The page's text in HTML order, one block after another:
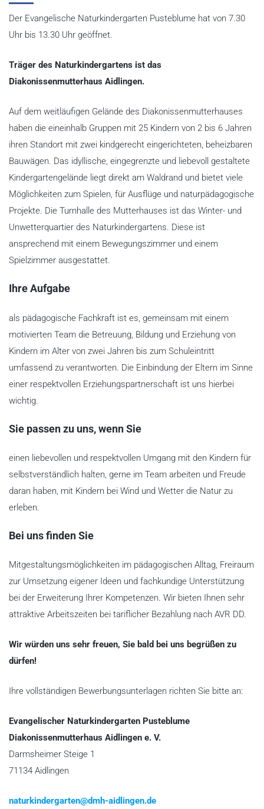
Der Evangelische Naturkindergarten Pusteblume hat von 7.30
Uhr bis 13.30 Uhr geöffnet.
Träger des Naturkindergartens ist das
Diakonissenmutterhaus Aidlingen.
Auf dem weitläufigen Gelände des Diakonissenmutterhauses
haben die eineinhalb Gruppen mit 25 Kindern von 2 bis 6 Jahren
ihren Standort mit zwei kindgerecht eingerichteten, beheizbaren
Bauwägen. Das idyllische, eingegrenzte und liebevoll gestaltete
Kindergartengelände liegt direkt am Waldrand und bietet viele
Möglichkeiten zum Spielen, für Ausflüge und naturpädagogische
Projekte. Die Turnhalle des Mutterhauses ist das Winter- und
Unwetterquartier des Naturkindergartens. Diese ist
ansprechend mit einem Bewegungszimmer und einem
Spielzimmer ausgestattet.
Ihre Aufgabe
als pädagogische Fachkraft ist es, gemeinsam mit einem
motivierten Team die Betreuung, Bildung und Erziehung von
Kindern im Alter von zwei Jahren bis zum Schuleintritt
umfassend zu verantworten. Die Einbindung der Eltern im Sinne
einer respektvollen Erziehungspartnerschaft ist uns hierbei
wichtig.
Sie passen zu uns, wenn Sie
einen liebevollen und respektvollen Umgang mit den Kindern für
selbstverständlich halten, gerne im Team arbeiten und Freude
daran haben, mit Kindern bei Wind und Wetter die Natur zu
erleben.
Bei uns finden Sie
Mitgestaltungsmöglichkeiten im pädagogischen Alltag, Freiraum
zur Umsetzung eigener Ideen und fachkundige Unterstützung
bei der Erweiterung Ihrer Kompetenzen. Wir bieten Ihnen sehr
attraktive Arbeitszeiten bei tariflicher Bezahlung nach AVR DD.
Wir würden uns sehr freuen, Sie bald bei uns begrüßen zu
dürfen!
Ihre vollständigen Bewerbungsunterlagen richten Sie bitte an:
Evangelischer Naturkindergarten Pusteblume
Diakonissenmutterhaus Aidlingen e. V.
Darmsheimer Steige 1
71134 Aidlingen
naturkindergarten@dmh-aidlingen.de